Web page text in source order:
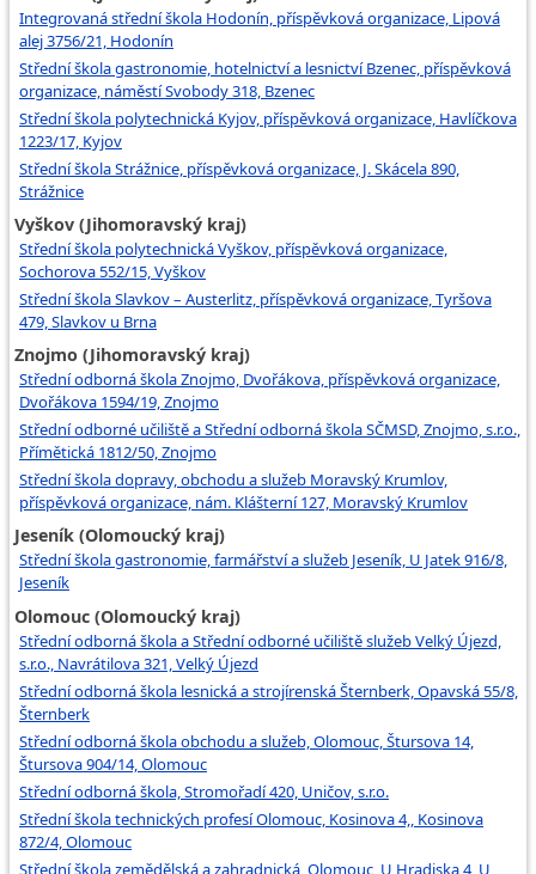
Integrovaná střední škola Hodonín, příspěvková organizace, Lipová
alej 3756/21, Hodonín
Střední škola gastronomie, hotelnictví a lesnictví Bzenec, příspěvková
organizace, náměstí Svobody 318, Bzenec
Střední škola polytechnická Kyjov, příspěvková organizace, Havlíčkova
1223/17, Kyjov
Střední škola Strážnice, příspěvková organizace, J. Skácela 890,
Strážnice
Vyškov (Jihomoravský kraj)
Střední škola polytechnická Vyškov, příspěvková organizace,
Sochorova 552/15, Vyškov
Střední škola Slavkov – Austerlitz, příspěvková organizace, Tyršova
479, Slavkov u Brna
Znojmo (Jihomoravský kraj)
Střední odborná škola Znojmo, Dvořákova, příspěvková organizace,
Dvořákova 1594/19, Znojmo
Střední odborné učiliště a Střední odborná škola SČMSD, Znojmo, s.r.o.,
Přímětická 1812/50, Znojmo
Střední škola dopravy, obchodu a služeb Moravský Krumlov,
příspěvková organizace, nám. Klášterní 127, Moravský Krumlov
Jeseník (Olomoucký kraj)
Střední škola gastronomie, farmářství a služeb Jeseník, U Jatek 916/8,
Jeseník
Olomouc (Olomoucký kraj)
Střední odborná škola a Střední odborné učiliště služeb Velký Újezd,
s.r.o., Navrátilova 321, Velký Újezd
Střední odborná škola lesnická a strojírenská Šternberk, Opavská 55/8,
Šternberk
Střední odborná škola obchodu a služeb, Olomouc, Štursova 14,
Štursova 904/14, Olomouc
Střední odborná škola, Stromořadí 420, Uničov, s.r.o.
Střední škola technických profesí Olomouc, Kosinova 4,, Kosinova
872/4, Olomouc
Střední škola zemědělská a zahradnická, Olomouc, U Hradiska 4, U